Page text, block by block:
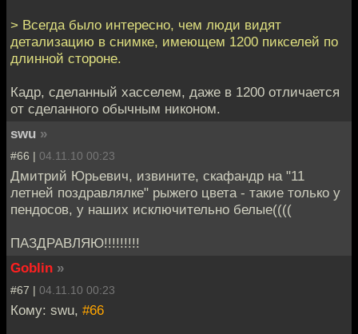
> Всегда было интересно, чем люди видят
детализацию в снимке, имеющем 1200 пикселей по
длинной стороне.
Кадр, сделанный хасселем, даже в 1200 отличается
от сделанного обычным никоном.
swu »
#66 | 04.11.10 00:23
Дмитрий Юрьевич, извините, скафандр на "11
летней поздравлялке" рыжего цвета - такие только у
пендосов, у наших исключительно белые((((
ПАЗДРАВЛЯЮ!!!!!!!!!
Goblin »
#67 | 04.11.10 00:23
Кому: swu, #66